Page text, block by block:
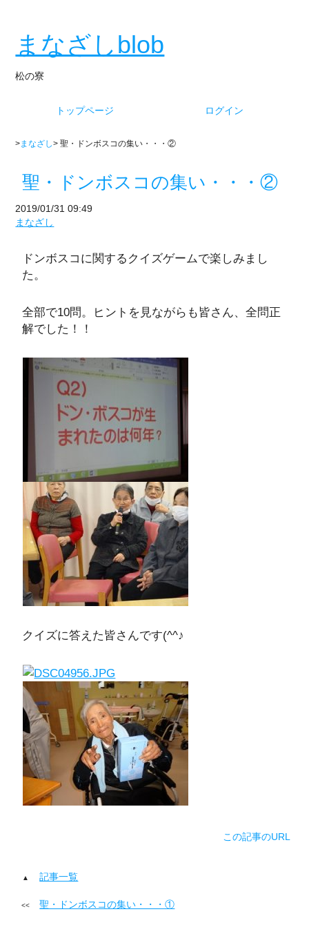
まなざしblob
松の寮
トップページ ログイン
>まなざし> 聖・ドンボスコの集い・・・②
聖・ドンボスコの集い・・・②
2019/01/31 09:49
まなざし
ドンボスコに関するクイズゲームで楽しみまし
た。
全部で10問。ヒントを見ながらも皆さん、全問正
解でした！！
クイズに答えた皆さんです(^^♪
この記事のURL
記事一覧
聖・ドンボスコの集い・・・①